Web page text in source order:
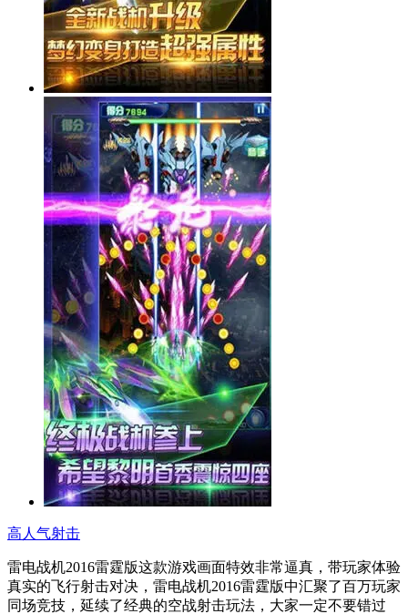
高人气射击
雷电战机2016雷霆版这款游戏画面特效非常逼真，带玩家体验
真实的飞行射击对决，雷电战机2016雷霆版中汇聚了百万玩家
同场竞技，延续了经典的空战射击玩法，大家一定不要错过